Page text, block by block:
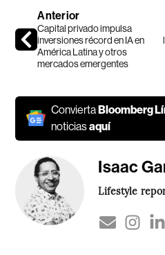
Anterior
Capital privado impulsa
inversiones récord en IA en
América Latina y otros
mercados emergentes
ConviertaBloomberg
noticiasaquí
Isaac
Lifestyle